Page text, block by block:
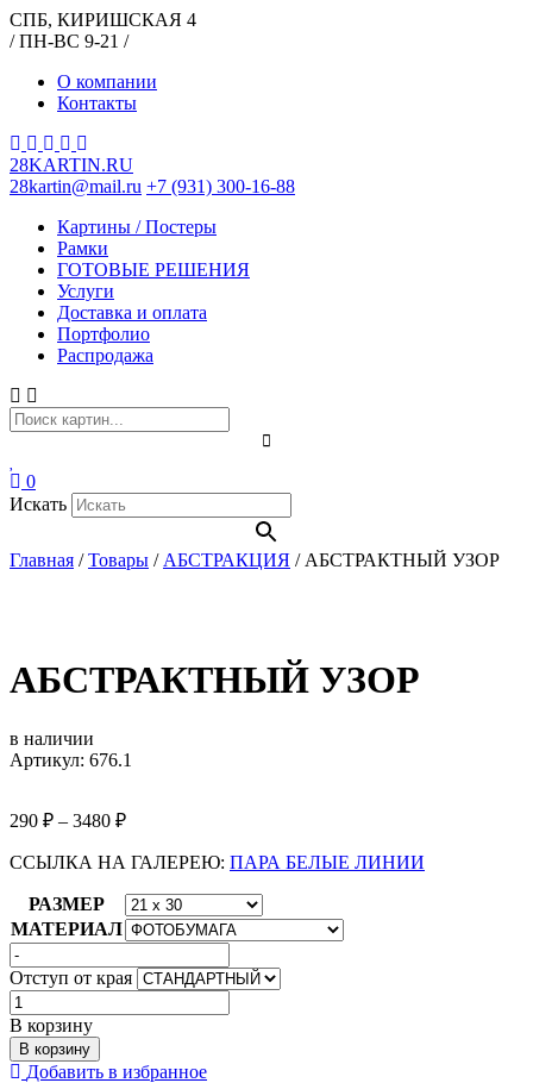
СПБ, КИРИШСКАЯ 4
/ ПН-ВС 9-21 /
О компании
Контакты
28KARTIN.RU
28kartin@mail.ru +7 (931) 300-16-88
Картины / Постеры
Рамки
ГОТОВЫЕ РЕШЕНИЯ
Услуги
Доставка и оплата
Портфолио
Распродажа
0
Искать
Главная /Товары / АБСТРАКЦИЯ / АБСТРАКТНЫЙ УЗОР
АБСТРАКТНЫЙ УЗОР
в наличии
Артикул: 676.1
290 ₽ – 3480 ₽
ССЫЛКА НА ГАЛЕРЕЮ: ПАРА БЕЛЫЕ ЛИНИИ
РАЗМЕР
МАТЕРИАЛ
Отступ от края
Количество
товара
АБСТРАКТНЫЙ
УЗОР
В корзину
В корзину
Добавить в избранное